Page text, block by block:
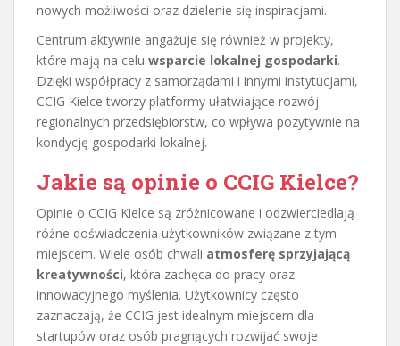
nowych możliwości oraz dzielenie się inspiracjami.
Centrum aktywnie angażuje się również w projekty,
które mają na celu wsparcie lokalnej gospodarki.
Dzięki współpracy z samorządami i innymi instytucjami,
CCIG Kielce tworzy platformy ułatwiające rozwój
regionalnych przedsiębiorstw, co wpływa pozytywnie na
kondycję gospodarki lokalnej.
Jakie są opinie o CCIG Kielce?
Opinie o CCIG Kielce są zróżnicowane i odzwierciedlają
różne doświadczenia użytkowników związane z tym
miejscem. Wiele osób chwali atmosferę sprzyjającą
kreatywności, która zachęca do pracy oraz
innowacyjnego myślenia. Użytkownicy często
zaznaczają, że CCIG jest idealnym miejscem dla
startupów oraz osób pragnących rozwijać swoje